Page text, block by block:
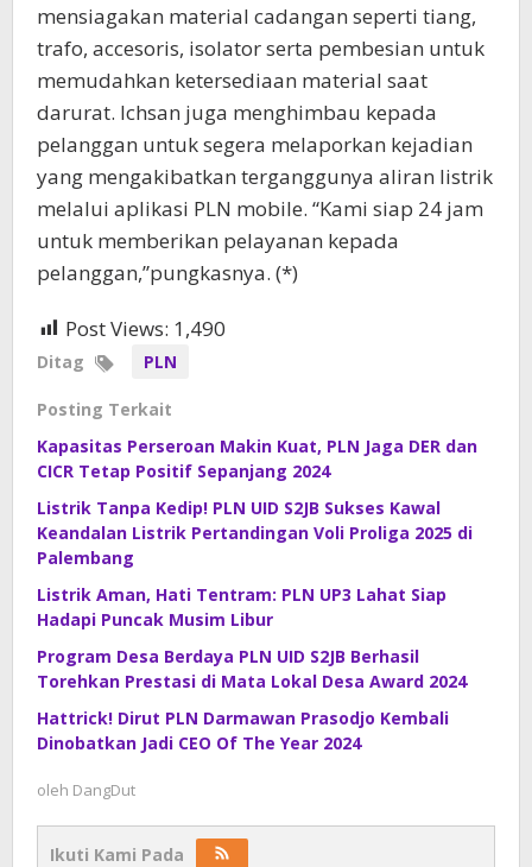
mensiagakan material cadangan seperti tiang,
trafo, accesoris, isolator serta pembesian untuk
memudahkan ketersediaan material saat
darurat. Ichsan juga menghimbau kepada
pelanggan untuk segera melaporkan kejadian
yang mengakibatkan terganggunya aliran listrik
melalui aplikasi PLN mobile. “Kami siap 24 jam
untuk memberikan pelayanan kepada
pelanggan,”pungkasnya. (*)
Post Views: 1,490
Ditag PLN
Posting Terkait
Kapasitas Perseroan Makin Kuat, PLN Jaga DER dan
CICR Tetap Positif Sepanjang 2024
Listrik Tanpa Kedip! PLN UID S2JB Sukses Kawal
Keandalan Listrik Pertandingan Voli Proliga 2025 di
Palembang
Listrik Aman, Hati Tentram: PLN UP3 Lahat Siap
Hadapi Puncak Musim Libur
Program Desa Berdaya PLN UID S2JB Berhasil
Torehkan Prestasi di Mata Lokal Desa Award 2024
Hattrick! Dirut PLN Darmawan Prasodjo Kembali
Dinobatkan Jadi CEO Of The Year 2024
oleh DangDut
Ikuti Kami Pada